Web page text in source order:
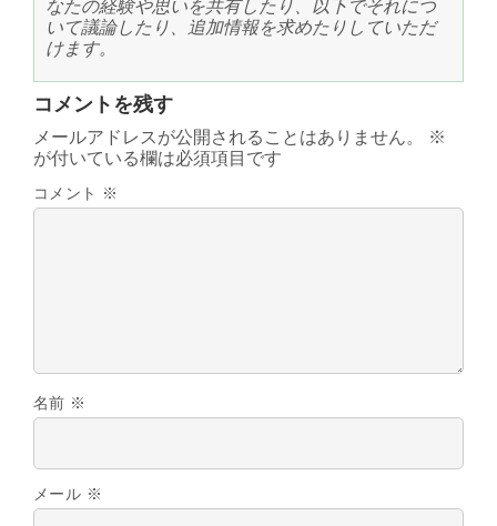
なたの経験や思いを共有したり、以下でそれにつ
いて議論したり、追加情報を求めたりしていただ
けます。
コメントを残す
メールアドレスが公開されることはありません。
※
が付いている欄は必須項目です
コメント ※
名前 ※
メール ※